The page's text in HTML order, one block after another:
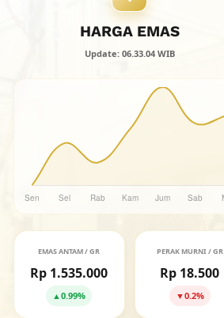
HARGA EMAS
Update: 06.33.04 WIB
EMAS ANTAM / GR
Rp 1.535.000
▲0.99%
PERAK MURNI / GR
Rp 18.500
▼0.2%